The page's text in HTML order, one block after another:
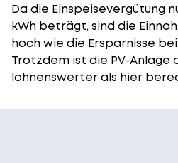
Da die Einspeisevergütung
kWh beträgt, sind die
hoch wie die Ersparnisse
Trotzdem ist die PV-Anlage
lohnenswerter als hier